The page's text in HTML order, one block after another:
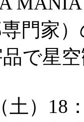
門家
で星
）18